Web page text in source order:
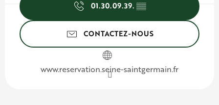
01.30.09.39. ▒▒
CONTACTEZ-NOUS
www.reservation.seine-saintgermain.fr